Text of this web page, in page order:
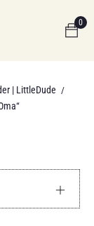
0
| LittleDude /